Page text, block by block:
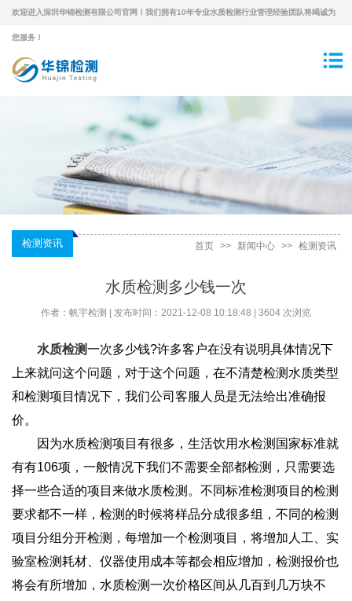
欢迎进入深圳华锦检测有限公司官网！我们拥有10年专业水质检测行业管理经验团队将竭诚为
您服务！
检测资讯 首页 >> 新闻中心 >> 检测资讯
水质检测多少钱一次
作者：帆宇检测 | 发布时间：2021-12-08 10:18:48 | 3604 次浏览
水质检测一次多少钱?许多客户在没有说明具体情况下
上来就问这个问题，对于这个问题，在不清楚检测水质类型
和检测项目情况下，我们公司客服人员是无法给出准确报
价。
因为水质检测项目有很多，生活饮用水检测国家标准就
有有106项，一般情况下我们不需要全部都检测，只需要选
择一些合适的项目来做水质检测。不同标准检测项目的检测
要求都不一样，检测的时候将样品分成很多组，不同的检测
项目分组分开检测，每增加一个检测项目，将增加人工、实
验室检测耗材、仪器使用成本等都会相应增加，检测报价也
将会有所增加，水质检测一次价格区间从几百到几万块不